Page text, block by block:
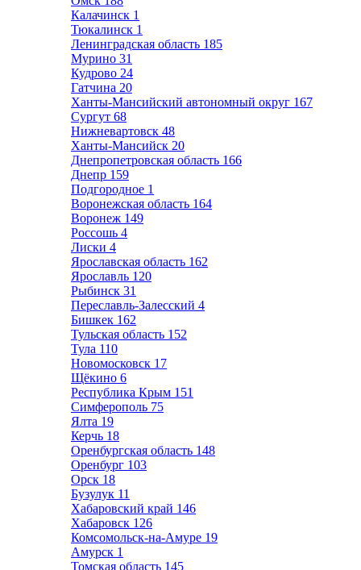
Калачинск 1
Тюкалинск 1
Ленинградская область 185
Мурино 31
Кудрово 24
Гатчина 20
Ханты-Мансийский автономный округ 167
Сургут 68
Нижневартовск 48
Ханты-Мансийск 20
Днепропетровская область 166
Днепр 159
Подгородное 1
Воронежская область 164
Воронеж 149
Россошь 4
Лиски 4
Ярославская область 162
Ярославль 120
Рыбинск 31
Переславль-Залесский 4
Бишкек 162
Тульская область 152
Тула 110
Новомосковск 17
Щёкино 6
Республика Крым 151
Симферополь 75
Ялта 19
Керчь 18
Оренбургская область 148
Оренбург 103
Орск 18
Бузулук 11
Хабаровский край 146
Хабаровск 126
Комсомольск-на-Амуре 19
Амурск 1
Томская область 145